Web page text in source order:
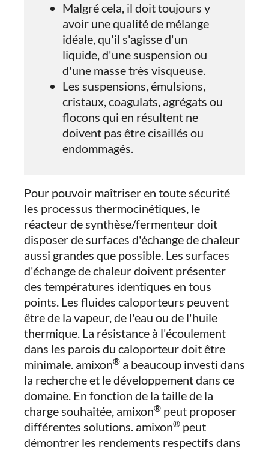
Malgré cela, il doit toujours y
avoir une qualité de mélange
idéale, qu'il s'agisse d'un
liquide, d'une suspension ou
d'une masse très visqueuse.
Les suspensions, émulsions,
cristaux, coagulats, agrégats ou
flocons qui en résultent ne
doivent pas être cisaillés ou
endommagés.
Pour pouvoir maîtriser en toute sécurité
les processus thermocinétiques, le
réacteur de synthèse/fermenteur doit
disposer de surfaces d'échange de chaleur
aussi grandes que possible. Les surfaces
d'échange de chaleur doivent présenter
des températures identiques en tous
points. Les fluides caloporteurs peuvent
être de la vapeur, de l'eau ou de l'huile
thermique. La résistance à l'écoulement
dans les parois du caloporteur doit être
minimale. amixon® a beaucoup investi dans
la recherche et le développement dans ce
domaine. En fonction de la taille de la
charge souhaitée, amixon® peut proposer
différentes solutions. amixon® peut
démontrer les rendements respectifs dans